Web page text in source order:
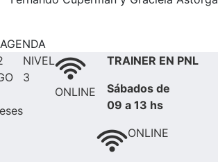
AGENDA
NIVEL
3
ONLINE
TRAINER EN PNL
Sábados de
09 a 13 hs
ONLINE